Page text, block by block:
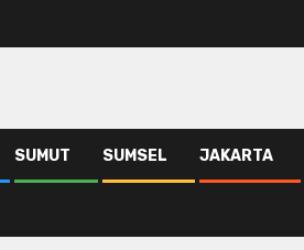
SUMUT SUMSEL JAKARTA